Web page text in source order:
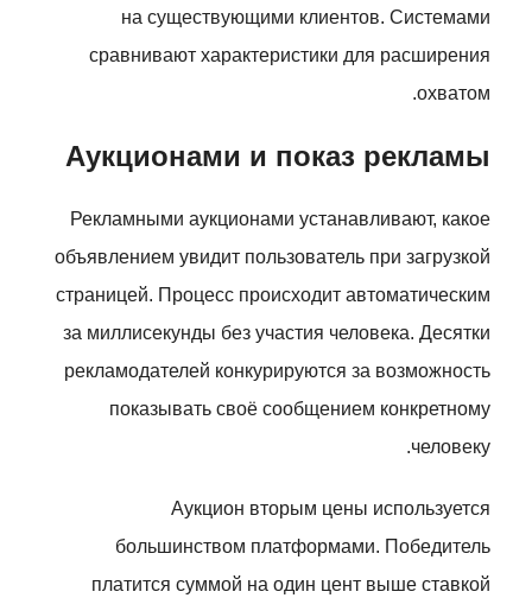
на существующими клиентов. Системами
сравнивают характеристики для расширения
охватом.
Аукционами и показ рекламы
Рекламными аукционами устанавливают, какое
объявлением увидит пользователь при загрузкой
страницей. Процесс происходит автоматическим
за миллисекунды без участия человека. Десятки
рекламодателей конкурируются за возможность
показывать своё сообщением конкретному
человеку.
Аукцион вторым цены используется
большинством платформами. Победитель
платится суммой на один цент выше ставкой